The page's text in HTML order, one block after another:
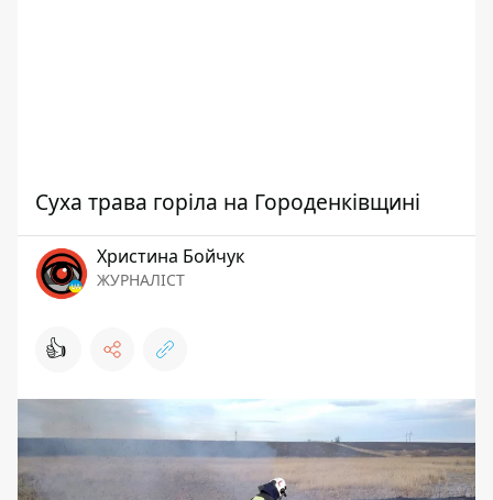
Суха трава горіла на Городенківщині
Христина Бойчук
ЖУРНАЛІСТ
👍